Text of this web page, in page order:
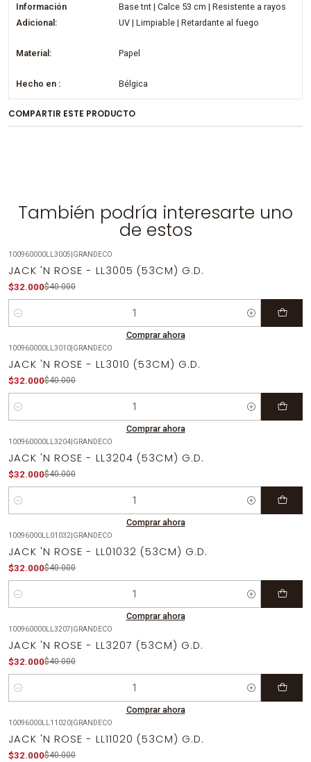
Información
Adicional:
Base tnt | Calce 53 cm | Resistente a rayos
UV | Limpiable | Retardante al fuego
Material: Papel
Hecho en : Bélgica
COMPARTIR ESTE PRODUCTO
También podría interesarte uno
de estos
-20%OFF
100960000LL3005 GRANDECO
JACK 'N ROSE - LL3005 (53CM) G.D.
$32.000$40.000
Cantidad
Comprar ahora
-20%OFF
100960000LL3010| GRANDECO
JACK 'N ROSE - LL3010 (53CM) G.D.
$32.000$40.000
Cantidad
Comprar ahora
-20%OFF
100960000LL3204| GRANDECO
JACK 'N ROSE - LL3204 (53CM) G.D.
$32.000$40.000
Cantidad
Comprar ahora
-20%OFF
10096000LL01032| GRANDECO
JACK 'N ROSE - LL01032 (53CM) G.D.
$32.000$40.000
Cantidad
Comprar ahora
-20%OFF
100960000LL3207 GRANDECO
JACK 'N ROSE - LL3207 (53CM) G.D.
$32.000$40.000
Cantidad
Comprar ahora
-20%OFF
10096000LL11020| GRANDECO
JACK 'N ROSE - LL11020 (53CM) G.D.
$32.000$40.000